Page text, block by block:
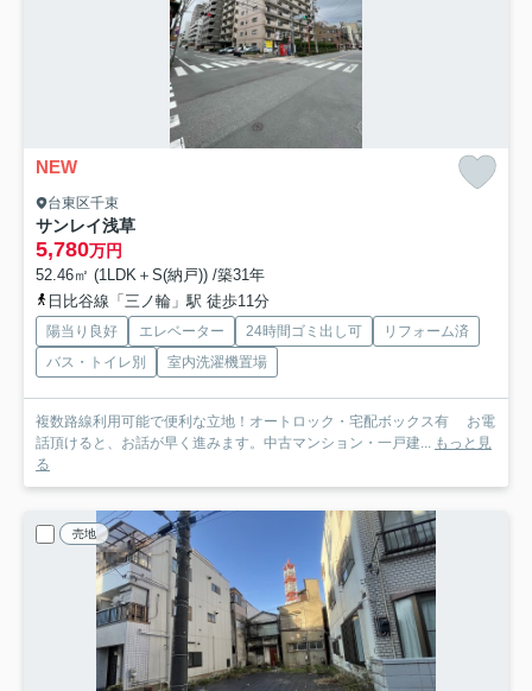
NEW
台東区千束
サンレイ浅草
5,780万円
52.46㎡ (1LDK＋S(納戸)) /築31年
日比谷線「三ノ輪」駅 徒歩11分
陽当り良好 エレベーター 24時間ゴミ出し可
リフォーム済
バス・トイレ別
室内洗濯機置場
複数路線利用可能で便利な立地！オートロック・宅配ボックス有 お電
話頂けると、お話が早く進みます。中古マンション・一戸建... もっと見
る
売地